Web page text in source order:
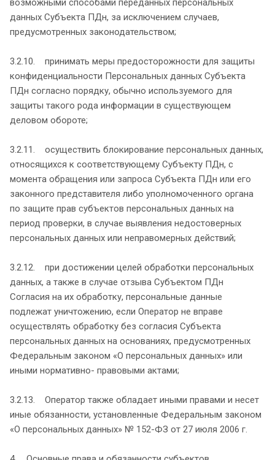
возможными способами переданных персональных
данных Субъекта ПДн, за исключением случаев,
предусмотренных законодательством;
3.2.10. принимать меры предосторожности для защиты
конфиденциальности Персональных данных Субъекта
ПДн согласно порядку, обычно используемого для
защиты такого рода информации в существующем
деловом обороте;
3.2.11. осуществить блокирование персональных данных,
относящихся к соответствующему Субъекту ПДн, с
момента обращения или запроса Субъекта ПДн или его
законного представителя либо уполномоченного органа
по защите прав субъектов персональных данных на
период проверки, в случае выявления недостоверных
персональных данных или неправомерных действий;
3.2.12. при достижении целей обработки персональных
данных, а также в случае отзыва Субъектом ПДн
Согласия на их обработку, персональные данные
подлежат уничтожению, если Оператор не вправе
осуществлять обработку без согласия Субъекта
персональных данных на основаниях, предусмотренных
Федеральным законом «О персональных данных» или
иными нормативно- правовыми актами;
3.2.13. Оператор также обладает иными правами и несет
иные обязанности, установленные Федеральным законом
«О персональных данных» № 152-ФЗ от 27 июля 2006 г.